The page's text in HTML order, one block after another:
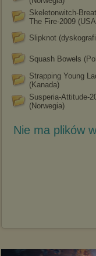
Skeletonwitch-
The Fire-2009
Slipknot
Squash Bowels
Strapping Young
(Kanada)
Susperia-Attitude-
(Norwegia)
Nie ma plików